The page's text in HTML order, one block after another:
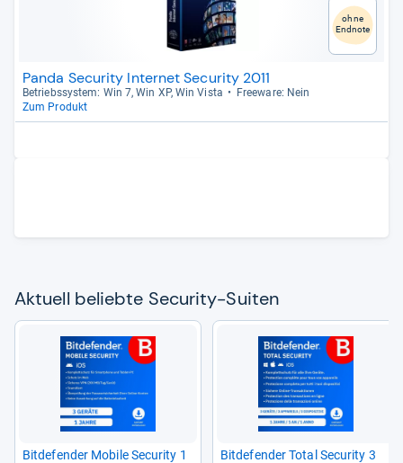
ohne
Endnote
Panda Security Internet Security 2011
Betriebs­sys­tem: Win 7, Win XP, Win Vista
Free­ware: Nein
Zum Produkt
Aktu­ell beliebte Secu­rity-​Sui­ten
Bit­de­fen­der Mobile Secu­rity 1
Bit­de­fen­der Total Secu­rity 3